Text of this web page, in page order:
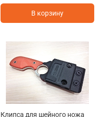
В корзину
Клипса для шейного ножа